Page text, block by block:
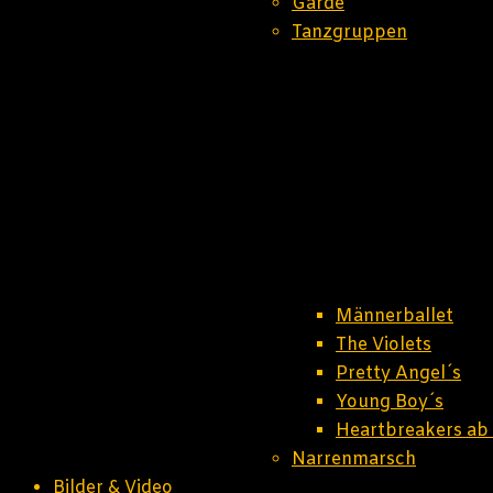
Tanzgruppen
Männerballet
The Violets
Pretty Angel´s
Young Boy´s
Heartbreakers
Narrenmarsch
Bilder & Video